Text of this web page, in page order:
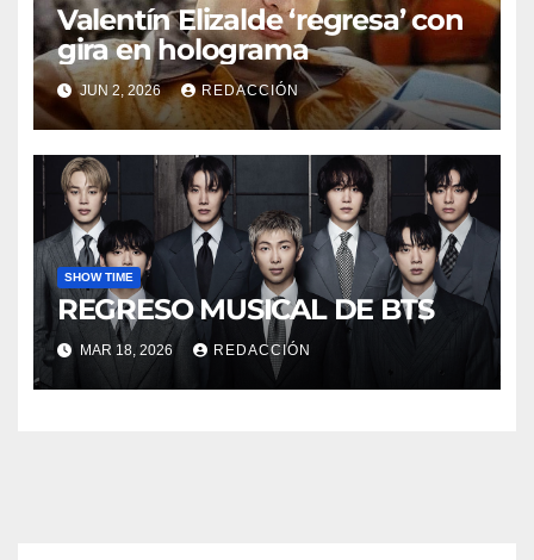
Valentín Elizalde ‘regresa’ con
gira en holograma
JUN 2, 2026 REDACCIÓN
SHOW TIME
REGRESO MUSICAL DE BTS
MAR 18, 2026 REDACCIÓN